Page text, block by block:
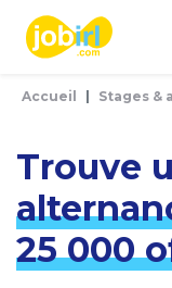
Accueil Stages &
Trouve
25 000
Panneau de